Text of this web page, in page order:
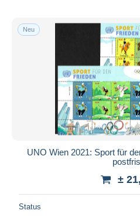
Nur ermäßigt
Kostenloser Versand
Zahlungsmethoden
PayPal
Banküberweisung
Visa
Mastercard
iDeal
Wohnsitz des Verkäufers
Neu
UNO Wien 2021: Sport für
±
Status